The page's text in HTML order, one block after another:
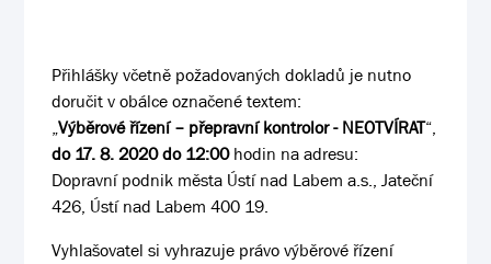
Přihlášky včetně požadovaných dokladů je nutno
doručit v obálce označené textem:
„Výběrové řízení – přepravní kontrolor - NEOTVÍRAT“,
do 17. 8. 2020 do 12:00hodin na adresu:
Dopravní podnik města Ústí nad Labem a.s., Jateční
426, Ústí nad Labem 400 19.
Vyhlašovatel si vyhrazuje právo výběrové řízení